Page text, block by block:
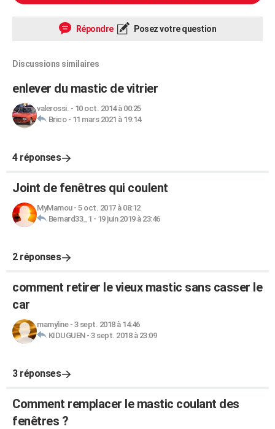
Répondre Posez votre question
Discussions similaires
enlever du mastic de vitrier
valerossi. - 10 oct. 2014 à 00:25
Brico- 11 mars 2021 à 19:14
4 réponses
Joint de fenêtres qui coulent
MyMamou- 5 oct. 2017 à 08:12
Bernard33_1 - 19 juin 2019 à 23:46
2 réponses
comment retirer le vieux mastic sans casser le
car
mamyline- 3 sept. 2018 à 14:46
KIDUGUEN- 3 sept. 2018 à 23:09
3 réponses
Comment remplacer le mastic coulant des
fenêtres ?